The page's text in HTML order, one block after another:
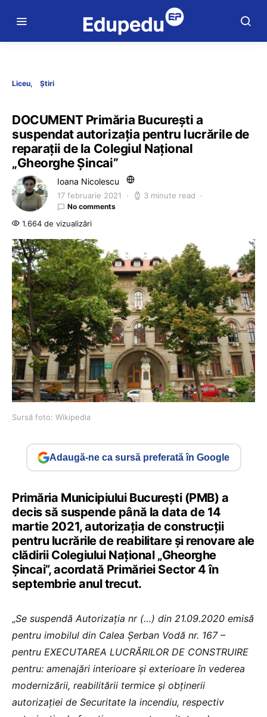
Liceu Știri
DOCUMENT Primăria București a
suspendat autorizația pentru lucrările de
reparații de la Colegiul Național
„Gheorghe Șincai”
Ioana Nicolescu
17 februarie 2021 3 minute read
No comments
1.664 de vizualizări
Sursă foto: Wikipedia
Adaugă-ne ca sursă preferată în Google
Primăria Municipiului București (PMB) a
decis să suspende până la data de 14
martie 2021, autorizația de construcții
pentru lucrările de reabilitare și renovare ale
clădirii Colegiului Național „Gheorghe
Șincai”, acordată Primăriei Sector 4 în
septembrie anul trecut.
„Se suspendă Autorizația nr (…) din 21.09.2020 emisă
pentru imobilul din Calea Șerban Vodă nr. 167 –
pentru EXECUTAREA LUCRĂRILOR DE CONSTRUIRE
pentru: amenajări interioare și exterioare în vederea
modernizării, reabilitării termice și obținerii
autorizației de Securitate la incendiu, respectiv